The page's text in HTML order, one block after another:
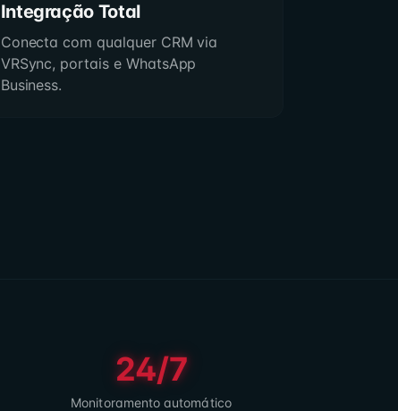
Integração Total
Conecta com qualquer CRM via
VRSync, portais e WhatsApp
Business.
24/7
Monitoramento automático